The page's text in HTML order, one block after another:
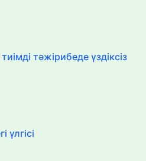
тәжірибеде үздіксіз
үлгісі